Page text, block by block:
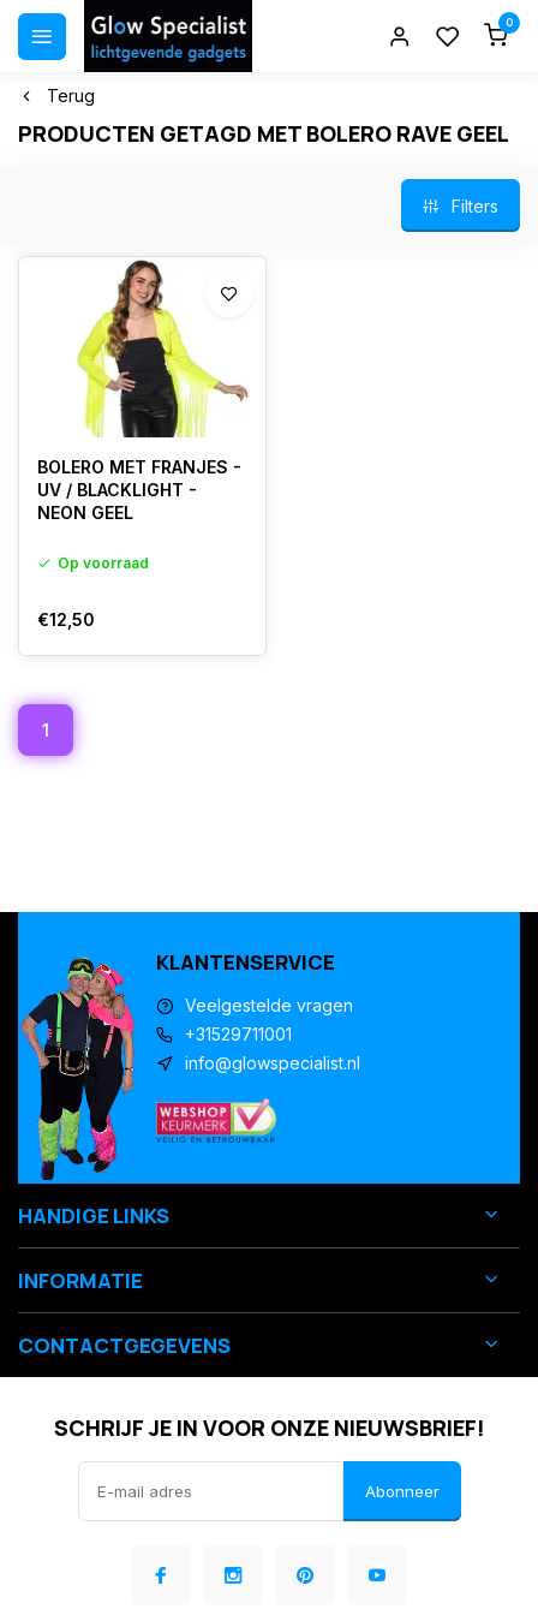
0
Terug
PRODUCTEN GETAGD MET BOLERO RAVE GEEL
Filters
BOLERO MET FRANJES -
UV / BLACKLIGHT -
NEON GEEL
Op voorraad
€12,50
1
KLANTENSERVICE
Veelgestelde vragen
+31529711001
info@glowspecialist.nl
HANDIGE LINKS
INFORMATIE
CONTACTGEGEVENS
SCHRIJF JE IN VOOR ONZE NIEUWSBRIEF!
Abonneer